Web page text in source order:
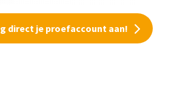
direct je proefaccount aan!